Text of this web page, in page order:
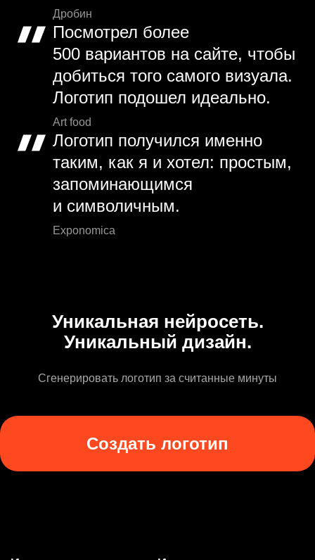
Дробин
Посмотрел более
500 вариантов на сайте, чтобы
добиться того самого визуала.
Логотип подошел идеально.
Art food
Логотип получился именно
таким, как я и хотел: простым,
запоминающимся
и символичным.
Exponomica
Уникальная нейросеть.
Уникальный дизайн.
Сгенерировать логотип за считанные минуты
Создать логотип